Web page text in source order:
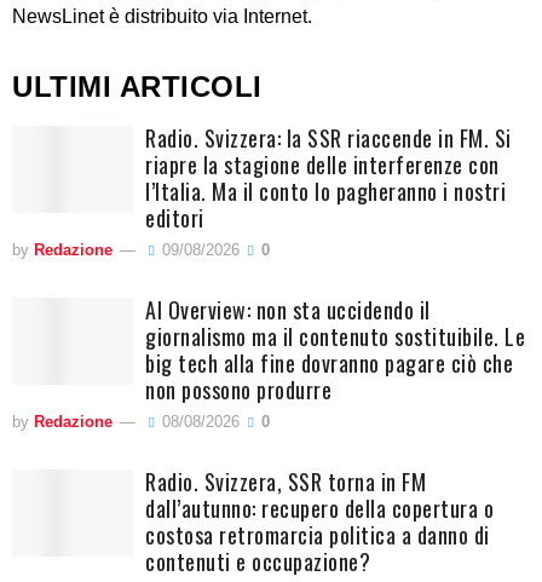
NewsLinet è distribuito via Internet.
ULTIMI ARTICOLI
Radio. Svizzera: la SSR riaccende in FM. Si
riapre la stagione delle interferenze con
l’Italia. Ma il conto lo pagheranno i nostri
editori
by Redazione 09/08/2026 0
AI Overview: non sta uccidendo il
giornalismo ma il contenuto sostituibile. Le
big tech alla fine dovranno pagare ciò che
non possono produrre
by Redazione 08/08/2026 0
Radio. Svizzera, SSR torna in FM
dall’autunno: recupero della copertura o
costosa retromarcia politica a danno di
contenuti e occupazione?